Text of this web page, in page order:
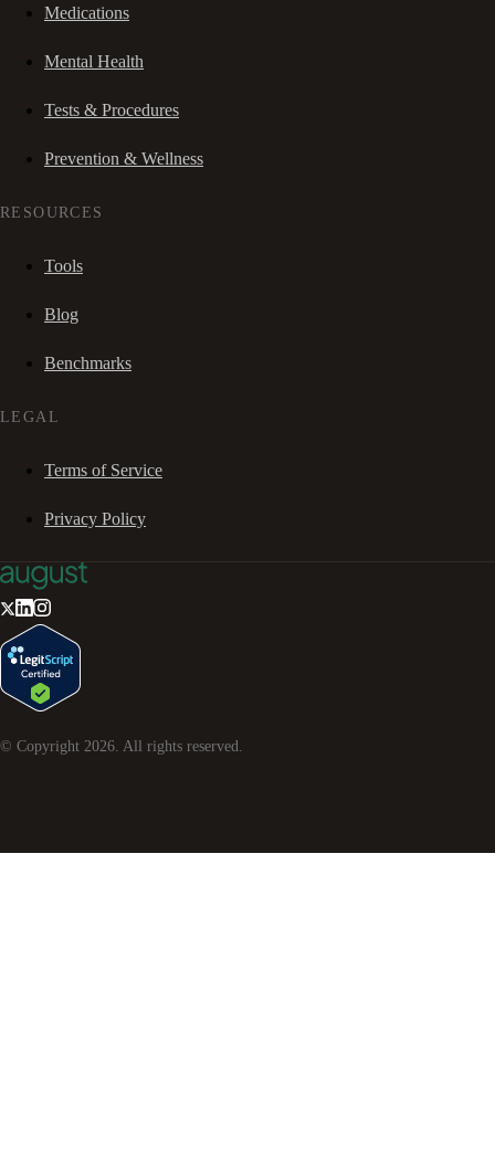
Medications
Mental Health
Tests & Procedures
Prevention & Wellness
RESOURCES
Tools
Blog
Benchmarks
LEGAL
Terms of Service
Privacy Policy
© Copyright 2026 . All rights reserved.